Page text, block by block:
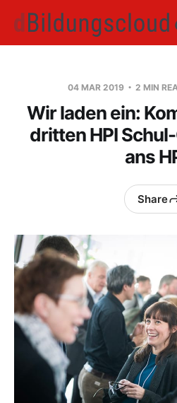
04 MAR 2019 2 MIN
Wir laden ein:
dritten HPI
ans
Share